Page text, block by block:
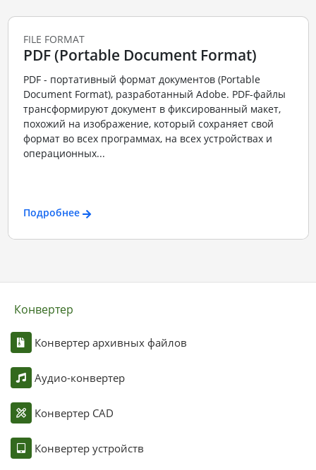
FILE FORMAT
PDF (Portable Document Format)
PDF - портативный формат документов (Portable
Document Format), разработанный Adobe. PDF-файлы
трансформируют документ в фиксированный макет,
похожий на изображение, который сохраняет свой
формат во всех программах, на всех устройствах и
операционных...
Подробнее
Конвертер
Конвертер архивных файлов
Аудио-конвертер
Конвертер CAD
Конвертер устройств